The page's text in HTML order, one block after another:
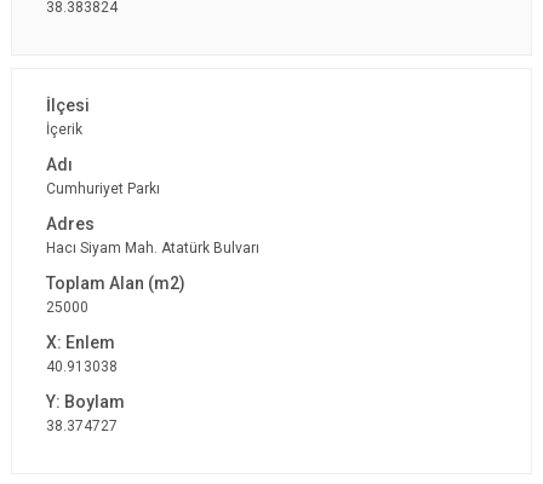
38.383824
İçerik
Cumhuriyet Parkı
Hacı Siyam Mah. Atatürk Bulvarı
25000
40.913038
38.374727